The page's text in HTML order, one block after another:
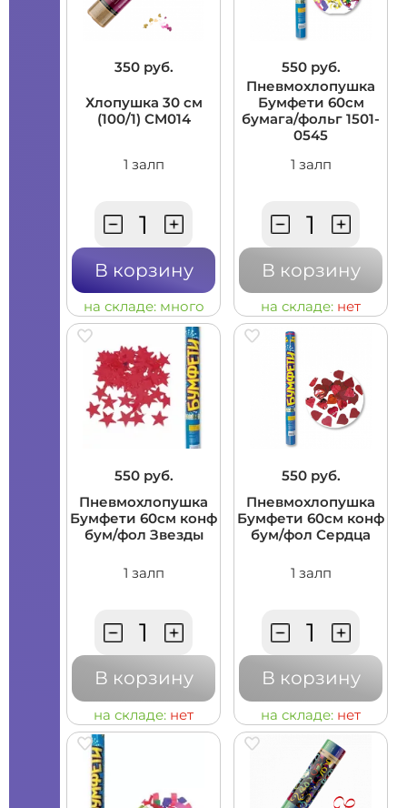
350 руб.
Хлопушка 30 см
(100/1) CM014
1 залп
В корзину
на складе: много
550 руб.
Пневмохлопушка
Бумфети 60см
бумага/фольг 1501-
0545
1 залп
В корзину
на складе: нет
550 руб.
Пневмохлопушка
Бумфети 60см конф
бум/фол Звезды
1 залп
В корзину
на складе: нет
550 руб.
Пневмохлопушка
Бумфети 60см конф
бум/фол Сердца
1 залп
В корзину
на складе: нет